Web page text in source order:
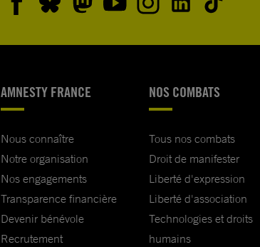
AMNESTY FRANCE
Nous connaître
Notre organisation
Nos engagements
Transparence financière
Devenir bénévole
Recrutement
NOS COMBATS
Tous nos combats
Droit de manifester
Liberté d'expression
Liberté d'association
Technologies et droits
humains